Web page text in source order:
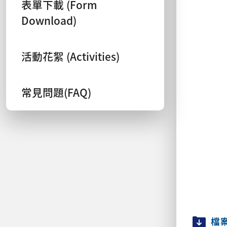
表單下載 (Form
Download)
活動花絮 (Activities)
常見問題(FAQ)
檔